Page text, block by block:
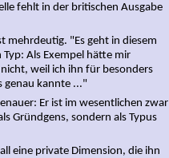
fehlt in der britischen Ausgabe
mehrdeutig. "Es geht in diesem
Als Exempel hätte mir
weil ich ihn für besonders
genau kannte ..."
Er ist im wesentlichen zwar
Gründgens, sondern als Typus
eine private Dimension, die ihn